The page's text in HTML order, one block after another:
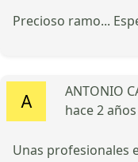
Precioso ramo...
ANTONIO
hace 2
Unas profesionales